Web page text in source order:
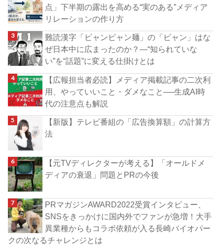
点」下半期の露出を高める“実のある”メディア
リレーションの作り方
難読漢字「ビャンビャン麺」の「ビャン」はな
ぜ日本中に広まったのか？―“知られていな
い”を“話題”に変える仕掛けとは
【広報担当者必読】メディア掲載記事の二次利
用、やっていいこと・ダメなこと──生成AI時
代の注意点も解説
【新版】テレビ番組の「広告換算額」の計算方
法
【元TVディレクターが考える】「オールドメ
ディアの衰退」問題とPRの今後
PRマガジンAWARD2022受賞インタビュー、
SNSをきっかけに国内外でファンが急増！大手
異業種からもコラボ依頼が入る長崎バイオパー
クの次なるチャレンジとは